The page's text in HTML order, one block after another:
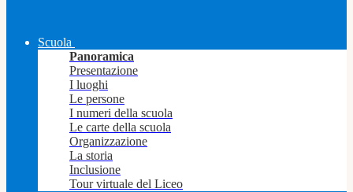
Scuola
Panoramica
Presentazione
I luoghi
Le persone
I numeri della scuola
Le carte della scuola
Organizzazione
La storia
Inclusione
Tour virtuale del Liceo